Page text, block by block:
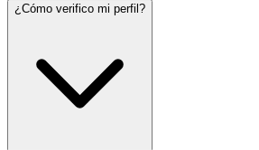
¿Cómo verifico mi perfil?